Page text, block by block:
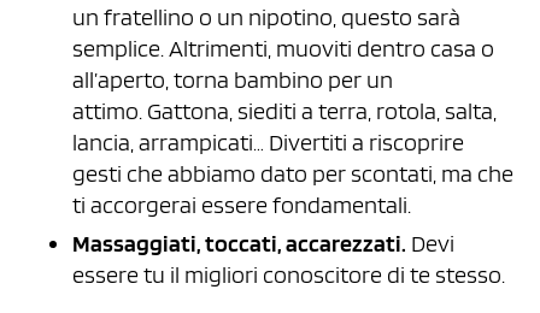
un fratellino o un nipotino, questo sarà
semplice. Altrimenti, muoviti dentro casa o
all’aperto, torna bambino per un
attimo. Gattona, siediti a terra, rotola, salta,
lancia, arrampicati… Divertiti a riscoprire
gesti che abbiamo dato per scontati, ma che
ti accorgerai essere fondamentali.
Massaggiati, toccati, accarezzati. Devi
essere tu il migliori conoscitore di te stesso.